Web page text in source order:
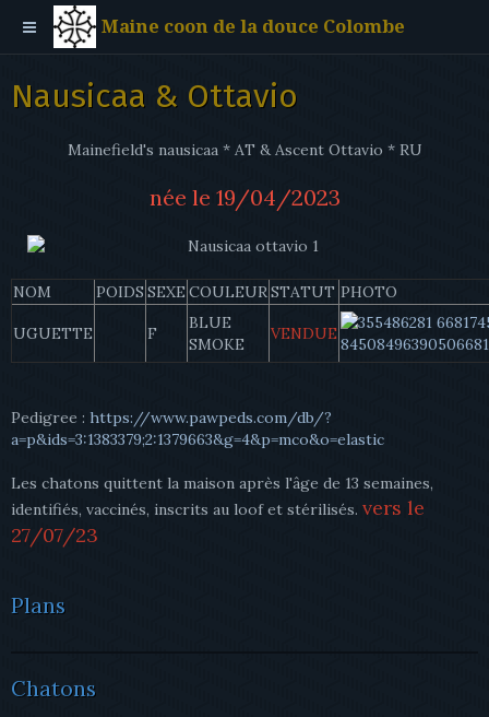
Maine coon de la douce Colombe
Nausicaa & Ottavio
Mainefield's nausicaa * AT & Ascent Ottavio * RU
née le 19/04/2023
NOM POIDS SEXE COULEURSTATUT PHOTO
UGUETTE F
BLUE
SMOKE
VENDUE
Pedigree : https://www.pawpeds.com/db/?
a=p&ids=3:1383379;2:1379663&g=4&p=mco&o=elastic
Les chatons quittent la maison après l'âge de 13 semaines,
identifiés, vaccinés, inscrits au loof et stérilisés. vers le
27/07/23
Plans
Chatons